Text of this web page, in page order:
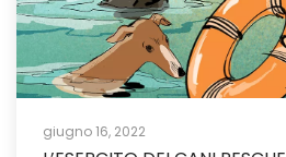
giugno 16, 2022